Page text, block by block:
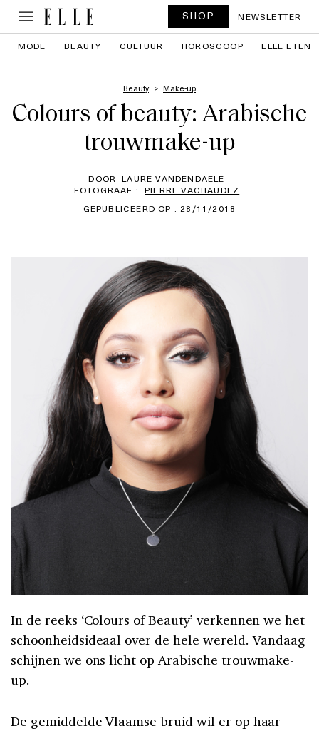
SHOP NEWSLETTER
MODE BEAUTY CULTUUR HOROSCOOP ELLE ETEN
Beauty Make-up
Colours of beauty: Arabische
trouwmake-up
DOOR LAURE VANDENDAELE
FOTOGRAAF : PIERRE VACHAUDEZ
GEPUBLICEERD OP : 28/11/2018
In de reeks ‘Colours of Beauty’ verkennen we het
schoonheidsideaal over de hele wereld. Vandaag
schijnen we ons licht op Arabische trouwmake-
up.
De gemiddelde Vlaamse bruid wil er op haar